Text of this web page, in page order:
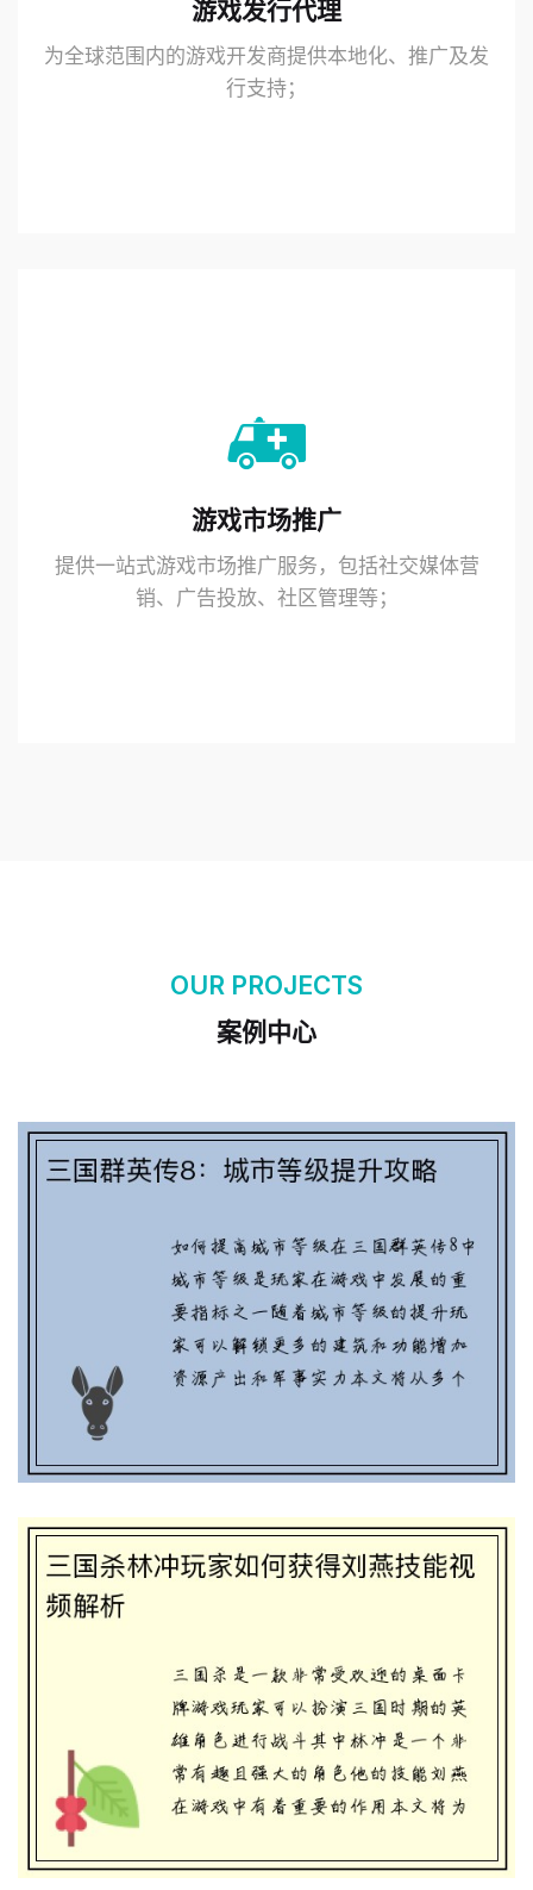
游戏发行代理
为全球范围内的游戏开发商提供本地化、推广及发
行支持；
游戏市场推广
提供一站式游戏市场推广服务，包括社交媒体营
销、广告投放、社区管理等；
OUR PROJECTS
案例中心
三国群英传8：城市等级提升攻略
三国杀林冲玩家如何获得刘燕技能视频解
析
三国战略：开荒升级武将，快速晋级为王